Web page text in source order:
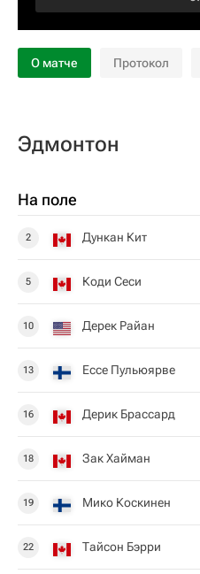
О матче Протокол
Эдмонтон
На поле
2 Дункан Кит
5 Коди Сеси
10 Дерек Райан
13 Ессе Пульюярве
16 Дерик Брассард
18 Зак Хайман
19 Мико Коскинен
22 Тайсон Бэрри